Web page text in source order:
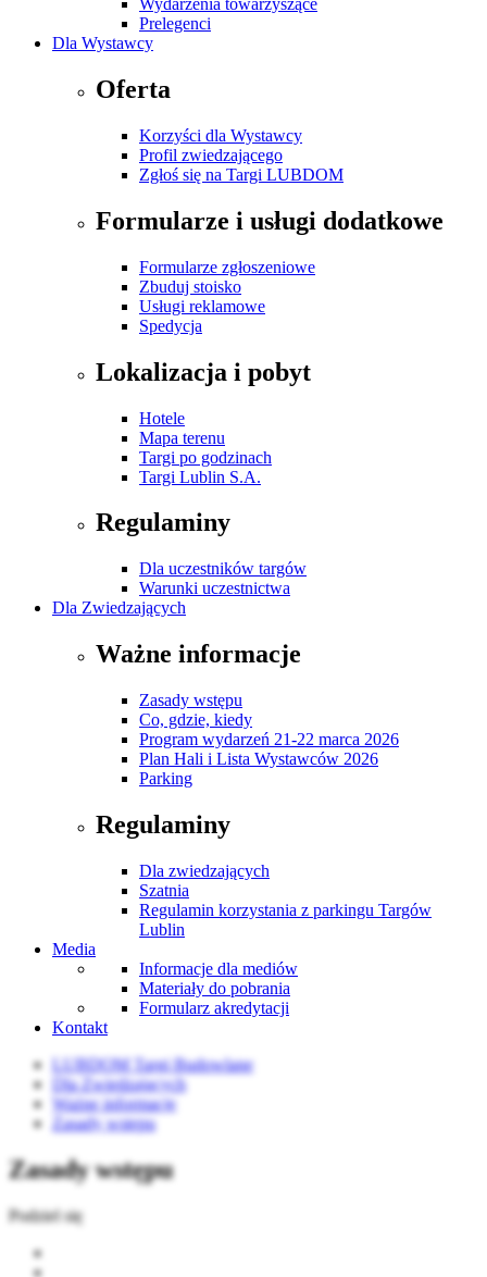
Wydarzenia towarzyszące
Prelegenci
Dla Wystawcy
Oferta
Korzyści dla Wystawcy
Profil zwiedzającego
Zgłoś się na Targi LUBDOM
Formularze i usługi dodatkowe
Formularze zgłoszeniowe
Zbuduj stoisko
Usługi reklamowe
Spedycja
Lokalizacja i pobyt
Hotele
Mapa terenu
Targi po godzinach
Targi Lublin S.A.
Regulaminy
Dla uczestników targów
Warunki uczestnictwa
Dla Zwiedzających
Ważne informacje
Zasady wstępu
Co, gdzie, kiedy
Program wydarzeń 21-22 marca 2026
Plan Hali i Lista Wystawców 2026
Parking
Regulaminy
Dla zwiedzających
Szatnia
Regulamin korzystania z parkingu Targów
Lublin
Media
Informacje dla mediów
Materiały do pobrania
Formularz akredytacji
Kontakt
LUBDOM Targi Budowlane
Dla Zwiedzających
Ważne informacje
Zasady wstępu
Zasady wstępu
Podziel się